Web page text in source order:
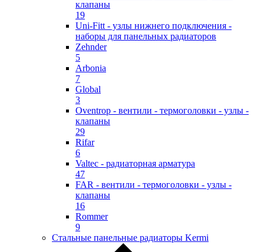
клапаны
19
Uni-Fitt - узлы нижнего подключения -
наборы для панельных радиаторов
Zehnder
5
Arbonia
7
Global
3
Oventrop - вентили - термоголовки - узлы -
клапаны
29
Rifar
6
Valtec - радиаторная арматура
47
FAR - вентили - термоголовки - узлы -
клапаны
16
Rommer
9
Стальные панельные радиаторы Kermi